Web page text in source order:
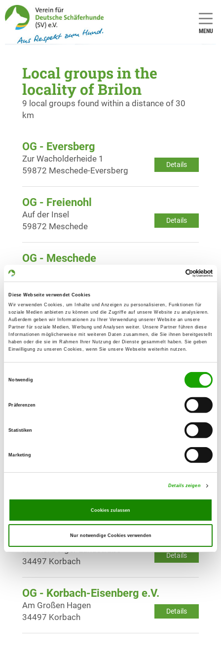
Diese Webseite verwendet Cookies
Wir verwenden Cookies, um Inhalte und Anzeigen zu personalisieren, Funktionen für
soziale Medien anbieten zu können und die Zugriffe auf unsere Website zu analysieren.
Außerdem geben wir Informationen zu Ihrer Verwendung unserer Website an unsere
Partner für soziale Medien, Werbung und Analysen weiter. Unsere Partner führen diese
Informationen möglicherweise mit weiteren Daten zusammen, die Sie ihnen bereitgestellt
haben oder die sie im Rahmen Ihrer Nutzung der Dienste gesammelt haben. Sie geben
Einwilligung zu unseren Cookies, wenn Sie unsere Webseite weiterhin nutzen.
Notwendig
Präferenzen
Statistiken
Marketing
Details zeigen
Cookies zulassen
Nur notwendige Cookies verwenden
MENU
Local groups in the
locality of Brilon
9 local groups found within a distance of 30
km
OG - Eversberg
Details
Zur Wacholderheide 1
59872 Meschede-Eversberg
OG - Freienohl
Details
Auf der Insel
59872 Meschede
OG - Meschede
Details
59872 Meschede
OG - Büren/Westf.
Details
Neubrueckenstr. 31
33142 Büren
Details
Auf den Thränen
OG - Geseke
Details
OG - Korbach (Waldeck)
Details
Frankenberger Landstraße
34497 Korbach
OG - Korbach-Eisenberg e.V.
Details
Am Großen Hagen
34497 Korbach